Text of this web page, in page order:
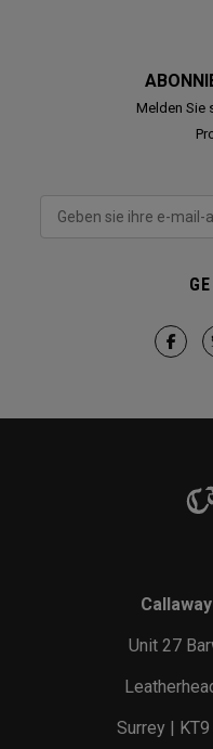
Melden Sie
Unit 27
Surrey |